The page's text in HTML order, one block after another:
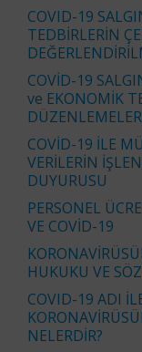
COVID-19
TEDBİRLERİN
COVİD-19
ve EKONOMİK
COVİD-19 İLE
VERİLERİN
DUYURUSU
PERSONEL
VE COVİD-19
HUKUKU VE
COVID-19 ADI
NELERDİR?